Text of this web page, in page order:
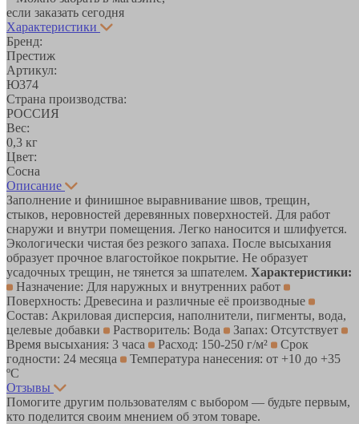
если заказать сегодня
Характеристики
Бренд:
Престиж
Артикул:
Ю374
Страна производства:
РОССИЯ
Вес:
0,3 кг
Цвет:
Сосна
Описание
Заполнение и финишное выравнивание швов, трещин,
стыков, неровностей деревянных поверхностей. Для работ
снаружи и внутри помещения. Легко наносится и шлифуется.
Экологически чистая без резкого запаха. После высыхания
образует прочное влагостойкое покрытие. Не образует
усадочных трещин, не тянется за шпателем. Характеристики:
Назначение: Для наружных и внутренних работ
Поверхность: Древесина и различные её производные
Состав: Акриловая дисперсия, наполнители, пигменты, вода,
целевые добавки
Растворитель: Вода
Запах: Отсутствует
Время высыхания: 3 часа
Расход: 150-250 г/м²
Срок
годности: 24 месяца
Температура нанесения: от +10 до +35
ºС
Отзывы
Помогите другим пользователям с выбором — будьте первым,
кто поделится своим мнением об этом товаре.